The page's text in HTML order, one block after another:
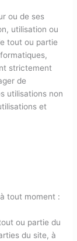
ou de ses
utilisation ou
tout ou partie
strictement
de
utilisations non
et
tout moment :
ou partie du
du site, à